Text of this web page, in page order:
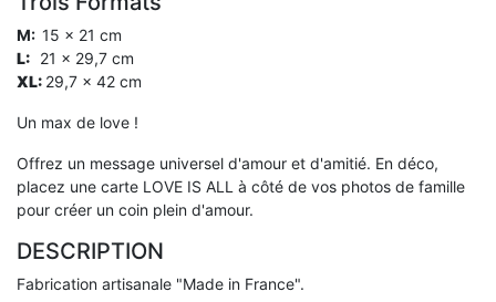
M: 15 x 21 cm
L: 21 x 29,7 cm​
XL: 29,7 x 42 cm
Un max de love !
Offrez un message universel d'amour et d'amitié. En déco,
placez une carte LOVE IS ALL à côté de vos photos de famille
pour créer un coin plein d'amour.
DESCRIPTION
Fabrication artisanale "Made in France".